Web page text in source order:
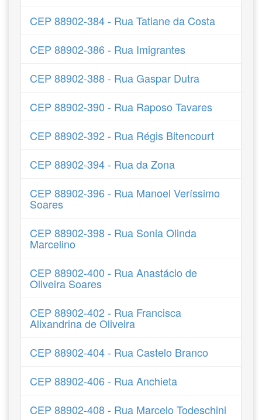
CEP 88902-384 - Rua Tatiane da Costa
CEP 88902-386 - Rua Imigrantes
CEP 88902-388 - Rua Gaspar Dutra
CEP 88902-390 - Rua Raposo Tavares
CEP 88902-392 - Rua Régis Bitencourt
CEP 88902-394 - Rua da Zona
CEP 88902-396 - Rua Manoel Veríssimo
Soares
CEP 88902-398 - Rua Sonia Olinda
Marcelino
CEP 88902-400 - Rua Anastácio de
Oliveira Soares
CEP 88902-402 - Rua Francisca
Alixandrina de Oliveira
CEP 88902-404 - Rua Castelo Branco
CEP 88902-406 - Rua Anchieta
CEP 88902-408 - Rua Marcelo Todeschini